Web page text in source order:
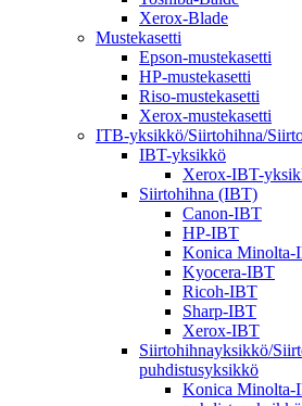
Xerox-Blade
Mustekasetti
Epson-mustekasetti
HP-mustekasetti
Riso-mustekasetti
Xerox-mustekasetti
ITB-yksikkö/Siirtohihna/
IBT-yksikkö
Xerox-IBT-
Siirtohihna (IBT)
Canon-IBT
HP-IBT
Konica Minolta-
Kyocera-IBT
Ricoh-IBT
Sharp-IBT
Xerox-IBT
Siirtohihnayksikkö/
puhdistusyksikkö
Konica